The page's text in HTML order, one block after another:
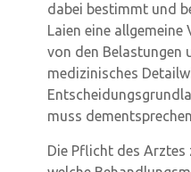
dabei bestimmt und
Laien eine
von den Belastungen
medizinisches
muss
Die Pflicht des